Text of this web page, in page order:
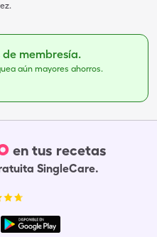
de membresía.
aún mayores ahorros.
en tus recetas
SingleCare.